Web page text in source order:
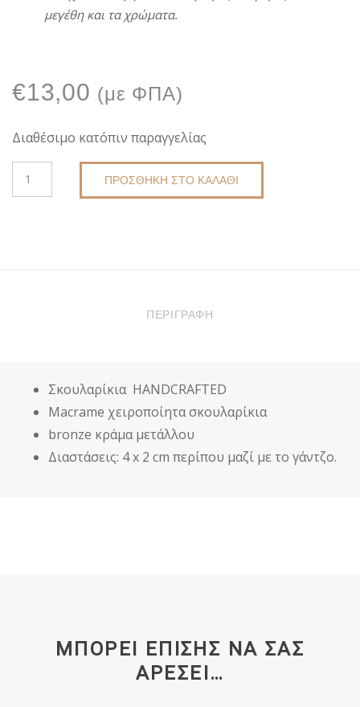
μεγέθηκαι τα χρώματα.
€13,00 (με ΦΠΑ)
Διαθέσιμο κατόπιν παραγγελίας
ΠΡΟΣΘΉΚΗ ΣΤΟ ΚΑΛΆΘΙ
ΠΕΡΙΓΡΑΦΉ
Σκουλαρίκια HANDCRAFTED
Macrame χειροποίητα σκουλαρίκια
bronze κράμα μετάλλου
Διαστάσεις: 4 x 2 cm περίπου μαζί με το γάντζο.
ΜΠΟΡΕΊ ΕΠΊΣΗΣ ΝΑ ΣΑΣ
ΑΡΈΣΕΙ…